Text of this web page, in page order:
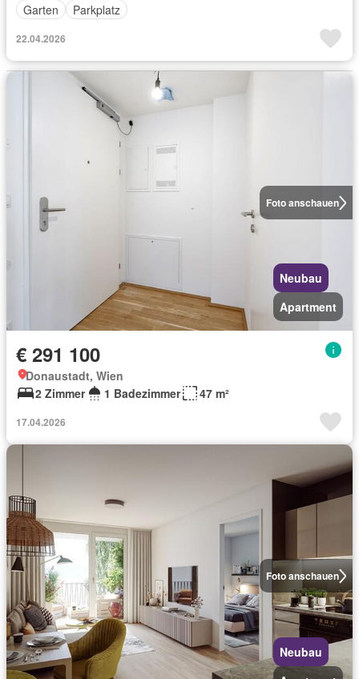
Garten
Parkplatz
22.04.2026
Foto anschauen
Neubau
Apartment
€ 291 100
Donaustadt, Wien
2 Zimmer
1 Badezimmer 47 m²
17.04.2026
Foto anschauen
Neubau